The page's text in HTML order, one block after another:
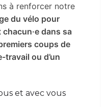
à renforcer notre
du vélo pour
dans sa
coups de
travail ou d’un
et avec vous